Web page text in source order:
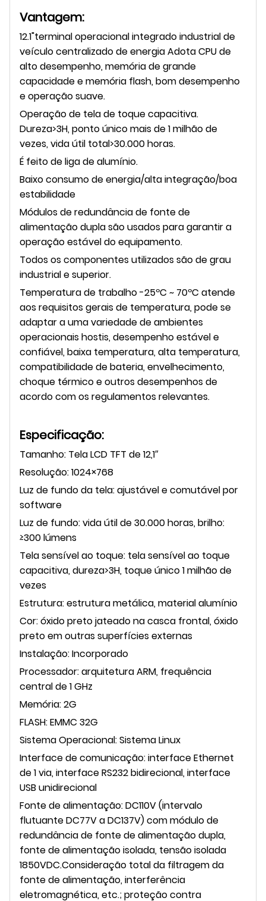
Vantagem:
12.1"terminal operacional integrado industrial de
veículo centralizado de energia Adota CPU de
alto desempenho, memória de grande
capacidade e memória flash, bom desempenho
e operação suave.
Operação de tela de toque capacitiva.
Dureza>3H, ponto único mais de 1 milhão de
vezes, vida útil total>30.000 horas.
É feito de liga de alumínio.
Baixo consumo de energia/alta integração/boa
estabilidade
Módulos de redundância de fonte de
alimentação dupla são usados ​​para garantir a
operação estável do equipamento.
Todos os componentes utilizados são de grau
industrial e superior.
Temperatura de trabalho -25ºC ~ 70ºC atende
aos requisitos gerais de temperatura, pode se
adaptar a uma variedade de ambientes
operacionais hostis, desempenho estável e
confiável, baixa temperatura, alta temperatura,
compatibilidade de bateria, envelhecimento,
choque térmico e outros desempenhos de
acordo com os regulamentos relevantes.
Especificação:
Tamanho: Tela LCD TFT de 12,1″
Resolução: 1024×768
Luz de fundo da tela: ajustável e comutável por
software
Luz de fundo: vida útil de 30.000 horas, brilho:
≥300 lúmens
Tela sensível ao toque: tela sensível ao toque
capacitiva, dureza>3H, toque único 1 milhão de
vezes
Estrutura: estrutura metálica, material alumínio
Cor: óxido preto jateado na casca frontal, óxido
preto em outras superfícies externas
Instalação: Incorporado
Processador: arquitetura ARM, frequência
central de 1 GHz
Memória: 2G
FLASH: EMMC 32G
Sistema Operacional: Sistema Linux
Interface de comunicação: interface Ethernet
de 1 via, interface RS232 bidirecional, interface
USB unidirecional
Fonte de alimentação: DC110V (intervalo
flutuante DC77V a DC137V) com módulo de
redundância de fonte de alimentação dupla,
fonte de alimentação isolada, tensão isolada
1850VDC.Consideração total da filtragem da
fonte de alimentação, interferência
eletromagnética, etc.; proteção contra